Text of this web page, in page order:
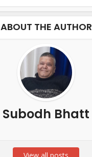
ABOUT THE AUTHOR
Subodh Bhatt